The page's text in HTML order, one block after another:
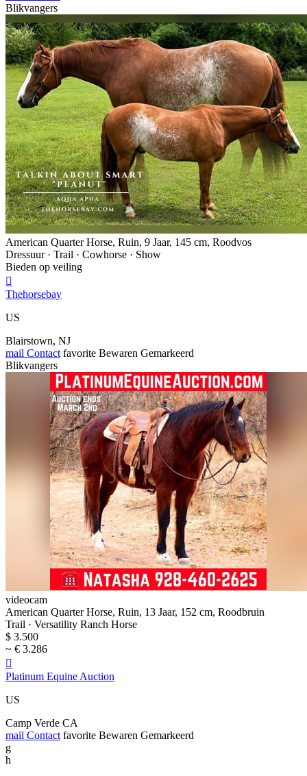
Blikvangers
American Quarter Horse, Ruin, 9 Jaar, 145 cm, Roodvos
Dressuur · Trail · Cowhorse · Show
Bieden op veiling

Thehorsebay
US
Blairstown, NJ
mail Contact favorite Bewaren Gemarkeerd
Blikvangers
videocam
American Quarter Horse, Ruin, 13 Jaar, 152 cm, Roodbruin
Trail · Versatility Ranch Horse
$ 3.500
~ € 3.286

Platinum Equine Auction
US
Camp Verde CA
mail Contact favorite Bewaren Gemarkeerd
g
h